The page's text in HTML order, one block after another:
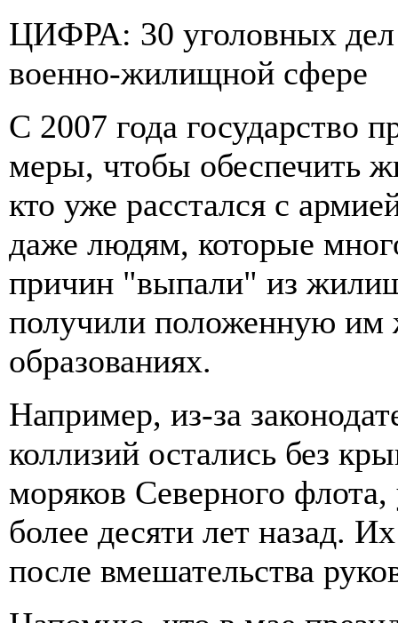
ЦИФРА: 30 уголовных дел
военно-жилищной сфере
С 2007 года государство
меры, чтобы обеспечить
кто уже расстался с
даже людям, которые
причин "выпали" из
получили положенную
образованиях.
Например, из-за
коллизий остались без
моряков Северного
более десяти лет назад.
после вмешательства